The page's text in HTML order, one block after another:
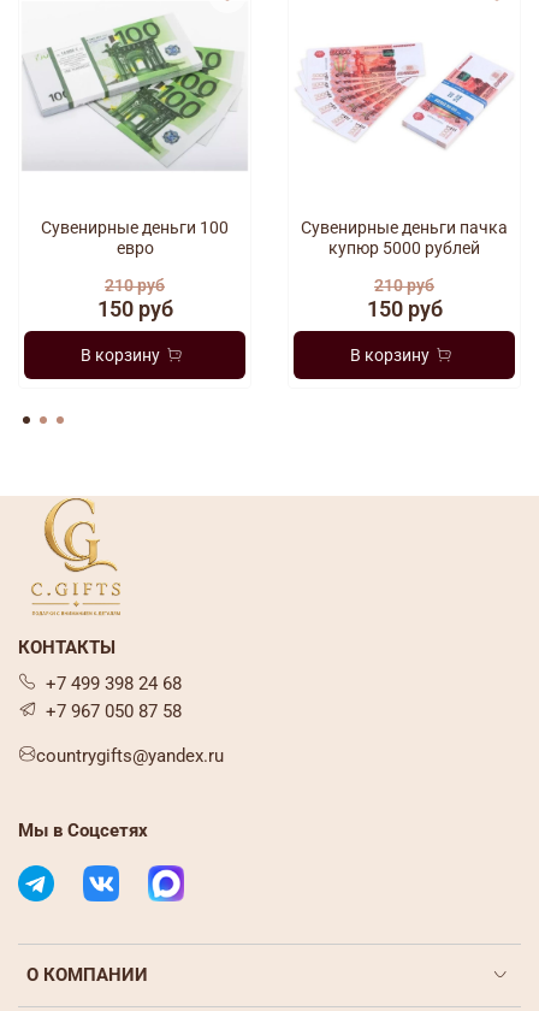
Сувенирные деньги 100
евро
210 руб
150 руб
В корзину
Сувенирные деньги пачка
купюр 5000 рублей
210 руб
150 руб
В корзину
О КОМПАНИИ
КОНТАКТЫ
+7 499 398 24 68
+7 967 050 87 58
countrygifts@yandex.ru
Мы в Соцсетях